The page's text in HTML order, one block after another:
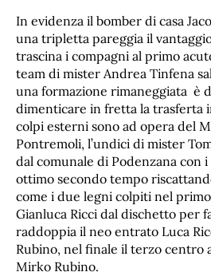
In evidenza il bomber di casa
una tripletta pareggia il
trascina i compagni al primo
team di mister Andrea Tinfena
una formazione rimaneggiata è
dimenticare in fretta la trasferta
colpi esterni sono ad opera del
Pontremoli, l’undici di mister
dal comunale di Podenzana
ottimo secondo tempo
come i due legni colpiti nel
Gianluca Ricci dal dischetto per
raddoppia il neo entrato Luca
Rubino, nel finale il terzo centro
Mirko Rubino.